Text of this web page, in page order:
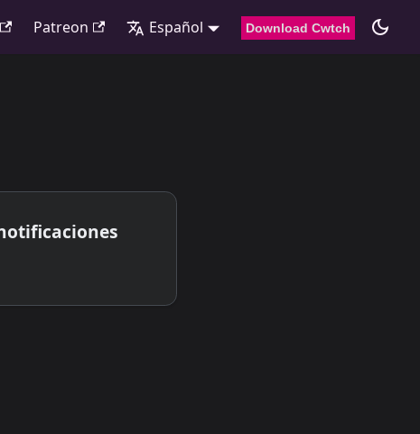
Patreon Español Download Cwtch